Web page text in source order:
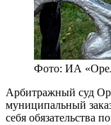
Фото: ИА
Арбитражный суд
муниципальный
себя обязательства